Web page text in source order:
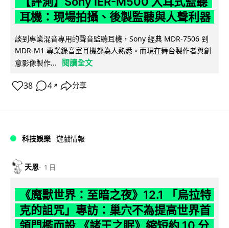
耳機：現場拍攝、後製監聽與人聲利器
談到專業混音專用的聲音監聽耳機，Sony 經典 MDR-7506 到
MDR-M1 專業錄音室耳機都為人熟悉。而現在舞台製作者與創
意影像製作...
閱讀全文
38 4 ↗ 分享
科技娛樂 遊戲情報
天恩 1 日
《魔獸世界：至暗之夜》12.1 「烏拉特
克的詛咒」專訪：巢穴不為提高世界首